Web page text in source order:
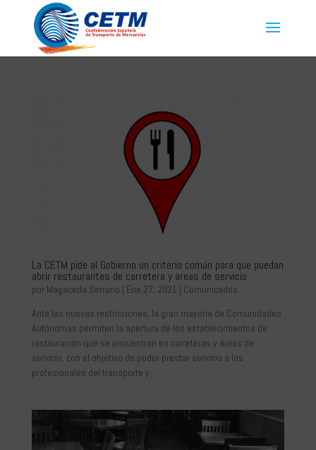
La CETM pide al Gobierno un criterio común para que puedan
abrir restaurantes de carretera y áreas de servicio
por Magaceda Serrano | Ene 27, 2021 | Comunicados
Ante las nuevas restricciones, la gran mayoría de Comunidades
Autónomas permiten la apertura de los establecimientos de
restauración que se encuentran en carreteras y áreas de
servicio, con el objetivo de poder prestar servicio a los
profesionales del transporte y...